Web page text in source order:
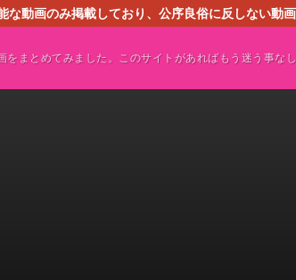
動画のみ掲載しており、公序良俗に反しない
をまとめてみました。このサイトがあればもう迷う事なし